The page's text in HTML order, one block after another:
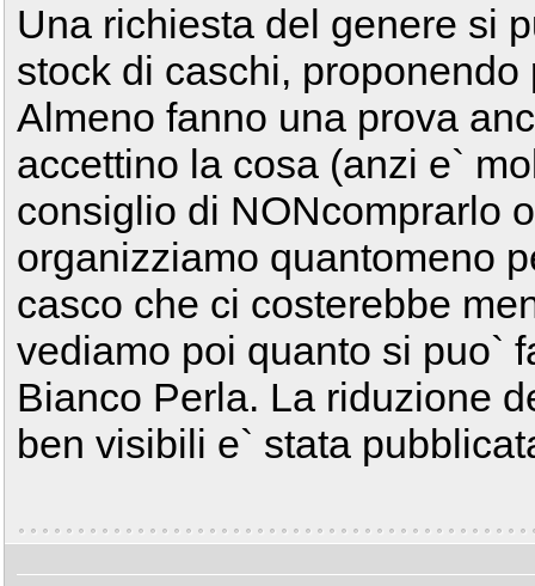
Una richiesta del genere si
stock di caschi,
Almeno fanno una prova
accettino la cosa (anzi e`
consiglio di NONcomprarlo
organizziamo quantomeno
casco che ci costerebbe
vediamo poi quanto si puo`
Bianco Perla. La riduzione
ben visibili e` stata